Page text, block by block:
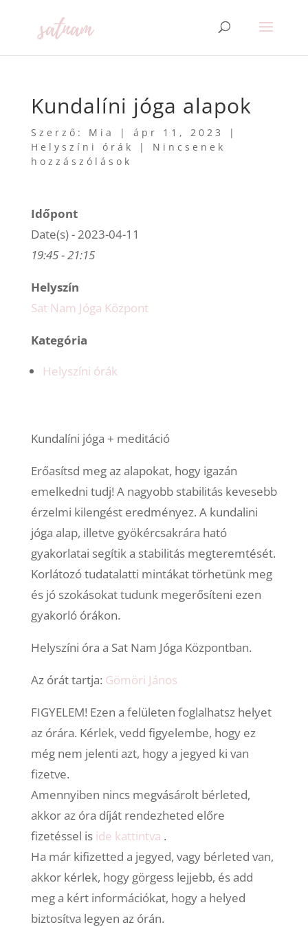
Kundalíni jóga alapok
Szerző: Mia | ápr 11, 2023
|
Helyszíni órák
| Nincsenek
hozzászólások
Időpont
Date(s) - 2023-04-11
19:45 - 21:15
Helyszín
Sat Nam Jóga Központ
Kategória
Helyszíni órák
Kundalíni jóga + meditáció
Erőasítsd meg az alapokat, hogy igazán
emelkedni tudj! A nagyobb stabilitás kevesebb
érzelmi kilengést eredményez. A kundalini
jóga alap, illetve gyökércsakrára ható
gyakorlatai segítik a stabilitás megteremtését.
Korlátozó tudatalatti mintákat törhetünk meg
és jó szokásokat tudunk megerősíteni ezen
gyakorló órákon.
Helyszíni óra a Sat Nam Jóga Központban.
Az órát tartja: Gömöri János
FIGYELEM! Ezen a felületen foglalhatsz helyet
az órára. Kérlek, vedd figyelembe, hogy ez
még nem jelenti azt, hogy a jegyed ki van
fizetve.
Amennyiben nincs megvásárolt bérleted,
akkor az óra díját rendezheted előre
fizetéssel is ide kattintva .
Ha már kifizetted a jegyed, vagy bérleted van,
akkor kérlek, hogy görgess lejjebb, és add
meg a kért információkat, hogy a helyed
biztosítva legyen az órán.